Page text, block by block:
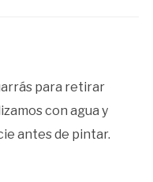
para retirar
con agua y
antes de pintar.